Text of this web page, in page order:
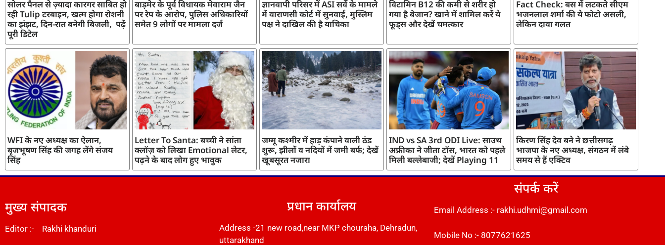
सोलर पैनल से ज़्यादा कारगर साबित हो
रही Tulip टरबाइन, खत्म होगा रोशनी
का झंझट, दिन-रात बनेगी बिजली, पढ़ें
पूरी डिटेल
बाड़मेर के पूर्व विधायक मेवाराम जैन
पर रेप के आरोप, पुलिस अधिकारियों
समेत 9 लोगों पर मामला दर्ज
ज्ञानवापी परिसर में ASI सर्वे के मामले
में वाराणसी कोर्ट में सुनवाई, मुस्लिम
पक्ष ने दाखिल की है याचिका
विटामिन B12 की कमी से शरीर हो
गया है बेजान? खाने में शामिल करें ये
फूड्स और देखें चमत्कार
Fact Check: बस में लटकते सीएम
भजनलाल शर्मा की ये फोटो असली,
लेकिन दावा गलत
WFI के नए अध्यक्ष का ऐलान,
बृजभूषण सिंह की जगह लेंगे संजय
सिंह
Letter To Santa: बच्ची ने सांता
क्लॉज़ को लिखा Emotional लेटर,
पढ़ने के बाद लोग हुए भावुक
जम्मू कश्मीर में हाड़ कंपाने वाली ठंड
शुरू, झीलों व नदियों में जमी बर्फ; देखें
खूबसूरत नजारा
IND vs SA 3rd ODI Live: साउथ
अफ्रीका ने जीता टॉस, भारत को पहले
मिली बल्लेबाजी; देखें Playing 11
किरण सिंह देव बने ने छत्तीसगढ़
भाजपा के नए अध्यक्ष, संगठन में लंबे
समय से हैं एक्टिव
मुख्य संपादक
Editor :- Rakhi khanduri
प्रधान कार्यालय
Address -21 new road,near MKP chouraha, Dehradun,
uttarakhand
संपर्क करें
Email Address :- rakhi.udhmi@gmail.com
Mobile No :- 8077621625